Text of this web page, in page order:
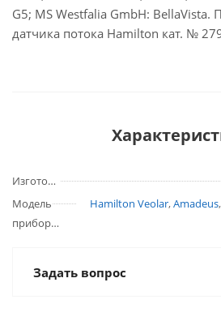
G5; MS Westfalia GmbH: BellaVista.
датчика потока Hamilton кат. №
Изготовитель
Модель
прибора
Hamilton Veolar,Amadeus,
Задать вопрос